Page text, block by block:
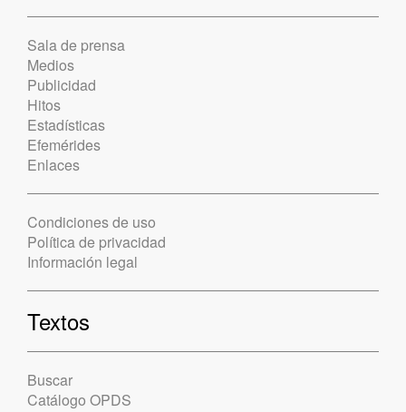
Sala de prensa
Medios
Publicidad
Hitos
Estadísticas
Efemérides
Enlaces
Condiciones de uso
Política de privacidad
Información legal
Textos
Buscar
Catálogo OPDS